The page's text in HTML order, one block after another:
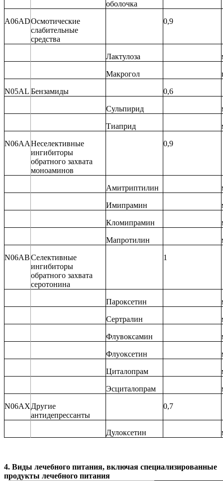
оболочка
A06ADОсмотические
слабительные
средства
0,9
Лактулоза
Макрогол
N05AL Бензамиды 0,6
Сульпирид
Тиаприд
N06AAНеселективные
ингибиторы
обратного захвата
моноаминов
0,9
Амитриптилин
Имипрамин
Кломипрамин
Мапротилин
N06ABСелективные
ингибиторы
обратного захвата
серотонина
1
Пароксетин
Сертралин
Флувоксамин
Флуоксетин
Циталопрам
Эсциталопрам
N06AXДругие
антидепрессанты
0,7
Дулоксетин
4. Виды лечебного питания, включая специализированные
продукты лечебного питания